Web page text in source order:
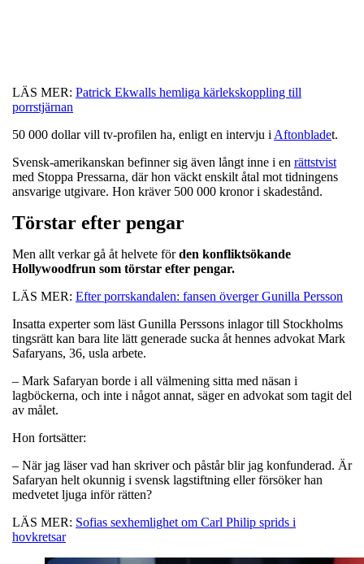
LÄS MER: Patrick Ekwalls hemliga kärlekskoppling till
porrstjärnan
50 000 dollar vill tv-profilen ha, enligt en intervju i Aftonbladet.
Svensk-amerikanskan befinner sig även långt inne i en rättstvist
med Stoppa Pressarna, där hon väckt enskilt åtal mot tidningens
ansvarige utgivare. Hon kräver 500 000 kronor i skadestånd.
Törstar efter pengar
Men allt verkar gå åt helvete förden konfliktsökande
Hollywoodfrun som törstar efter pengar.
LÄS MER: Efter porrskandalen: fansen överger Gunilla Persson
Insatta experter som läst Gunilla Perssons inlagor till Stockholms
tingsrätt kan bara lite lätt generade sucka åt hennes advokat Mark
Safaryans, 36, usla arbete.
– Mark Safaryan borde i all välmening sitta med näsan i
lagböckerna, och inte i något annat, säger en advokat som tagit del
av målet.
Hon fortsätter:
– När jag läser vad han skriver och påstår blir jag konfunderad. Är
Safaryan helt okunnig i svensk lagstiftning eller försöker han
medvetet ljuga inför rätten?
LÄS MER: Sofias sexhemlighet om Carl Philip sprids i
hovkretsar